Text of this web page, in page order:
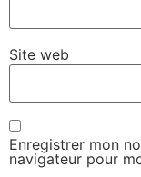
Site web
Enregistrer mon
navigateur pour